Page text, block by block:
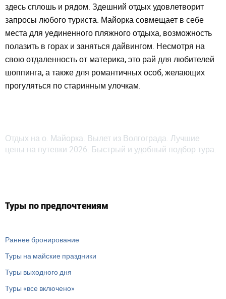
здесь сплошь и рядом. Здешний отдых удовлетворит
запросы любого туриста. Майорка совмещает в себе
места для уединенного пляжного отдыха, возможность
полазить в горах и заняться дайвингом. Несмотря на
свою отдаленность от материка, это рай для любителей
шоппинга, а также для романтичных особ, желающих
прогуляться по старинным улочкам.
Отдых на о. Майорка. Вылет из Волгограда. Лучшие
цены на путевки 2026. Быстрый и удобный подбор тура.
Туры по предпочтениям
Раннее бронирование
Туры на майские праздники
Туры выходного дня
Туры «все включено»